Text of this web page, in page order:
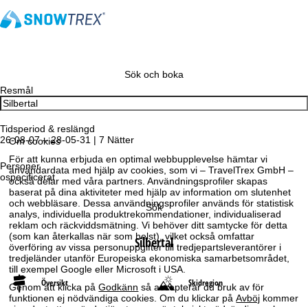
Om cookies
För att kunna erbjuda en optimal webbupplevelse hämtar vi
användardata med hjälp av cookies, som vi – TravelTrex GmbH –
också delar med våra partners. Användningsprofiler skapas
baserat på dina aktiviteter med hjälp av information om slutenhet
och webbläsare. Dessa användningsprofiler används för statistisk
analys, individuella produktrekommendationer, individualiserad
reklam och räckviddsmätning. Vi behöver ditt samtycke för detta
(som kan återkallas när som helst), vilket också omfattar
överföring av vissa personuppgifter till tredjepartsleverantörer i
tredjeländer utanför Europeiska ekonomiska samarbetsområdet,
till exempel Google eller Microsoft i USA.
Genom att klicka påGodkänn så accepterar du bruk av för
funktionen ej nödvändiga cookies. Om du klickar påAvböj kommer
Sök och boka
Resmål
Tidsperiod & reslängd
26-08-07 – 28-05-31 | 7 Nätter
Personer
ospecificerat
Sök
Silbertal
Översikt Skidregion